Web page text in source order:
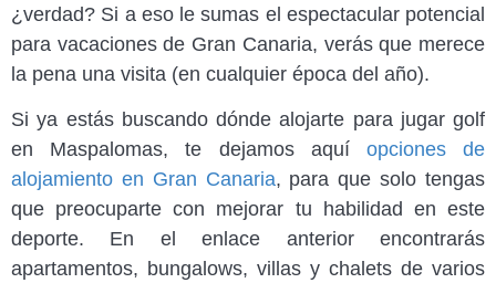
¿verdad? Si a eso le sumas el espectacular potencial
para vacaciones de Gran Canaria, verás que merece
la pena una visita (en cualquier época del año).
Si ya estás buscando dónde alojarte para jugar golf
en Maspalomas, te dejamos aquí opciones de
alojamiento en Gran Canaria, para que solo tengas
que preocuparte con mejorar tu habilidad en este
deporte. En el enlace anterior encontrarás
apartamentos, bungalows, villas y chalets de varios